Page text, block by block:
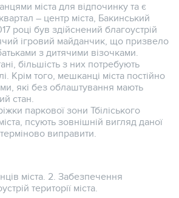
міста для відпочинку та є
– центр міста, Бакинський
році був здійснений благоустрій
ігровий майданчик, що призвело
з дитячими візочками.
більшість з них потребують
Крім того, мешканці міста постійно
які без облаштування мають
стан.
паркової зони Тбіліського
псують зовнішній вигляд даної
виправити.
міста. 2. Забезпечення
території міста.